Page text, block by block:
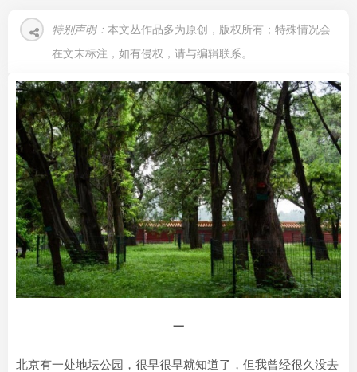
特别声明： 本文丛作品多为原创，版权所有；特殊情况会
在文末标注，如有侵权，请与编辑联系。
一
北京有一处地坛公园，很早很早就知道了，但我曾经很久没去